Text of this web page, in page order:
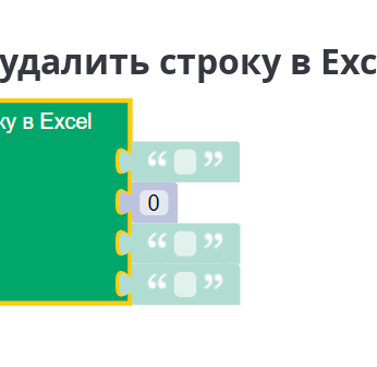
строку в